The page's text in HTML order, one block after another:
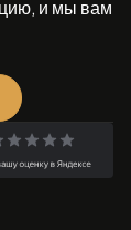
и мы вам